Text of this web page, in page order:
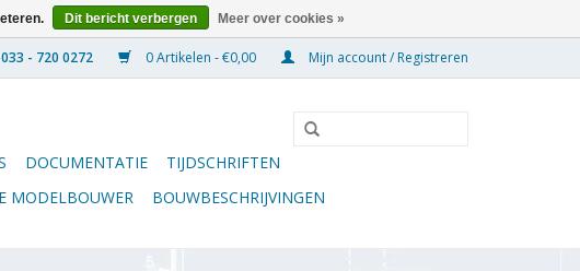
0 Artikelen - €0,00 Mijn account / Registreren
DOCUMENTATIE
TIJDSCHRIFTEN
MODELBOUWER BOUWBESCHRIJVINGEN
Dit bericht verbergen Meer over cookies »